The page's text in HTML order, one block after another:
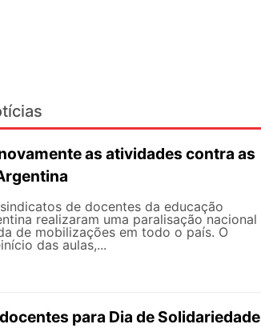
as atividades contra as
de docentes da educação
realizaram uma paralisação nacional
de mobilizações em todo o país. O
das aulas,...
para Dia de Solidariedade